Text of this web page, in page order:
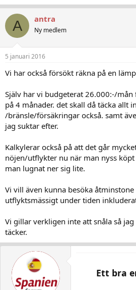
A antra
Ny medlem
5 januari 2016
Vi har också försökt räkna på en
Själv har vi budgeterat 26.000:-/
på 4 månader. det skall då täcka allt
/bränsle/försäkringar också. samt
jag suktar efter.
Kalkylerar också på att det går
nöjen/utflykter nu när man nyss
man lugnat ner sig lite.
Vi vill även kunna besöka
utflyktsmässigt under tiden
Vi gillar verkligen inte att snåla så
täcker.
Ett bra